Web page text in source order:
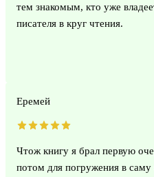
тем знакомым, кто уже
писателя в круг чтения.
Еремей
Чтож книгу я брал первую
потом для погружения в